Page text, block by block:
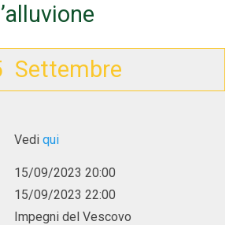
Settembre
Vedi qui
15/09/2023 20:00
15/09/2023 22:00
Impegni del Vescovo